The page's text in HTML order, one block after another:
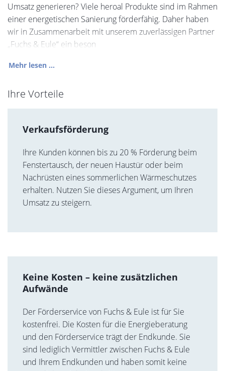
Umsatz generieren? Viele heroal Produkte sind im Rahmen
einer energetischen Sanierung förderfähig. Daher haben
wir in Zusammenarbeit mit unserem zuverlässigen Partner
„Fuchs & Eule“ ein beson
Mehr lesen ...
Ihre Vorteile
Verkaufsförderung
Ihre Kunden können bis zu 20 % Förderung beim
Fenstertausch, der neuen Haustür oder beim
Nachrüsten eines sommerlichen Wärmeschutzes
erhalten. Nutzen Sie dieses Argument, um Ihren
Umsatz zu steigern.
Keine Kosten – keine zusätzlichen
Aufwände
Der Förderservice von Fuchs & Eule ist für Sie
kostenfrei. Die Kosten für die Energieberatung
und den Förderservice trägt der Endkunde. Sie
sind lediglich Vermittler zwischen Fuchs & Eule
und Ihrem Endkunden und haben somit keine